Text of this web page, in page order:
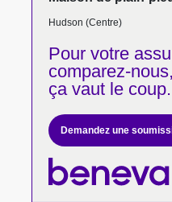
Hudson (Centre)
Pour votre
comparez-nous,
ça vaut le coup.
Demandez une